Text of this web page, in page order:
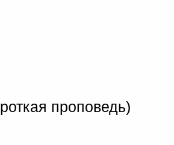
проповедь)